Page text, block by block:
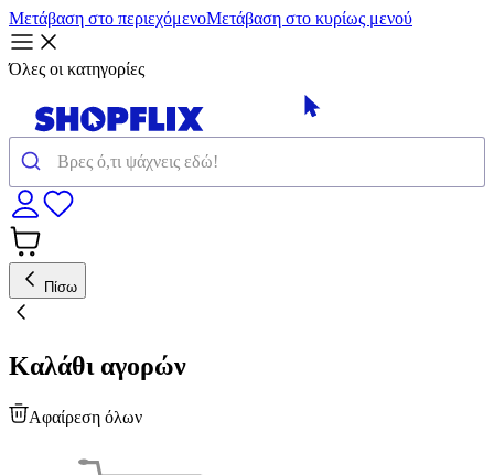
Μετάβαση στο περιεχόμενοΜετάβαση στο κυρίως μενού
Όλες οι κατηγορίες
Πίσω
Καλάθι αγορών
Αφαίρεση όλων